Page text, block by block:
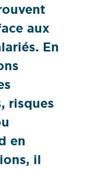
aux
En
risques
en
il